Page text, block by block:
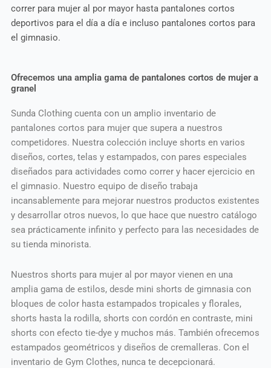
correr para mujer al por mayor hasta pantalones cortos
deportivos para el día a día e incluso pantalones cortos para
el gimnasio.
Ofrecemos una amplia gama de pantalones cortos de mujer a
granel
Sunda Clothing cuenta con un amplio inventario de
pantalones cortos para mujer que supera a nuestros
competidores. Nuestra colección incluye shorts en varios
diseños, cortes, telas y estampados, con pares especiales
diseñados para actividades como correr y hacer ejercicio en
el gimnasio. Nuestro equipo de diseño trabaja
incansablemente para mejorar nuestros productos existentes
y desarrollar otros nuevos, lo que hace que nuestro catálogo
sea prácticamente infinito y perfecto para las necesidades de
su tienda minorista.
Nuestros shorts para mujer al por mayor vienen en una
amplia gama de estilos, desde mini shorts de gimnasia con
bloques de color hasta estampados tropicales y florales,
shorts hasta la rodilla, shorts con cordón en contraste, mini
shorts con efecto tie-dye y muchos más. También ofrecemos
estampados geométricos y diseños de cremalleras. Con el
inventario de Gym Clothes, nunca te decepcionará.